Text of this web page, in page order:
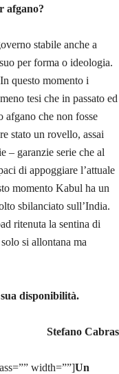
afgano?
stabile anche a
per forma o ideologia.
questo momento i
tesi che in passato ed
afgano che non fosse
stato un rovello, assai
– garanzie serie che al
di appoggiare l’attuale
momento Kabul ha un
sbilanciato sull’India.
ritenuta la sentina di
si allontana ma
disponibilità.
Stefano Cabras
width=””]Un